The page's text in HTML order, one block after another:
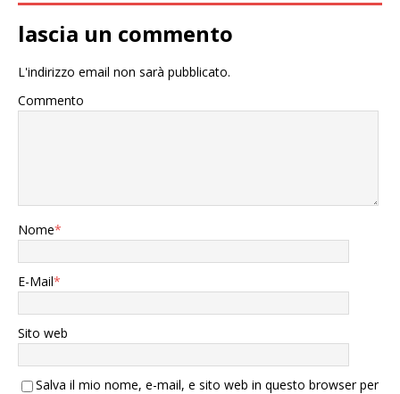
lascia un commento
L'indirizzo email non sarà pubblicato.
Commento
Nome*
E-Mail*
Sito web
Salva il mio nome, e-mail, e sito web in questo browser per